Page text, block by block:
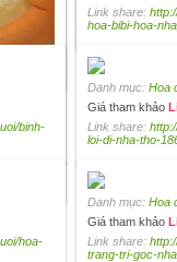
Link share:
hoa-ket-tong-
Link share:
hoa-bibi-hoa-
binh-
Danh mục: Hoa
Giá tham khảo
Link share:
loi-di-nha-tho-
hoa-
Danh mục: Hoa
Giá tham khảo
Link share:
trang-tri-goc-